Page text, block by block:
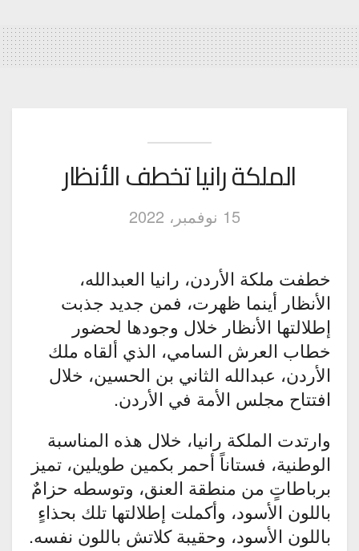
الملكة رانيا تخطف الأنظار
15 نوفمبر، 2022
خطفت ملكة الأردن، رانيا العبدالله،
الأنظار أينما ظهرت، فمن جديد جذبت
إطلالتها الأنظار خلال وجودها لحضور
خطاب العرش السامي، الذي ألقاه ملك
الأردن، عبدالله الثاني بن الحسين، خلال
افتتاح مجلس الأمة في الأردن.
وارتدت الملكة رانيا، خلال هذه المناسبة
الوطنية، فستاناً أحمر بكمين طويلين، تميز
برباطاتٍ من منطقة العنق، وتوسطه حزامٌ
باللون الأسود، وأكملت إطلالتها تلك بحذاءٍ
باللون الأسود، وحقيبة كلاتش باللون نفسه.